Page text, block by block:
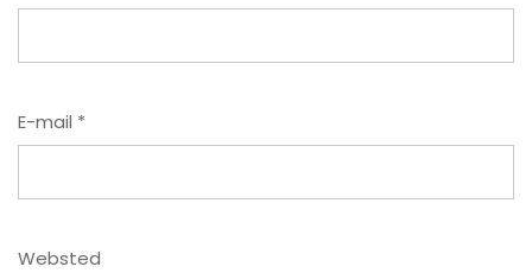
E-mail *
Websted